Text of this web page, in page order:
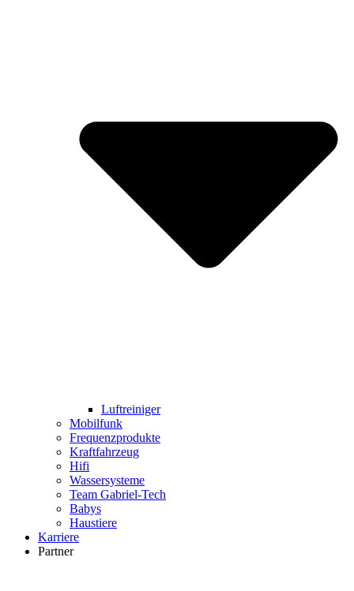
Luftreiniger
Mobilfunk
Frequenzprodukte
Kraftfahrzeug
Hifi
Wassersysteme
Team Gabriel-Tech
Babys
Haustiere
Karriere
Partner